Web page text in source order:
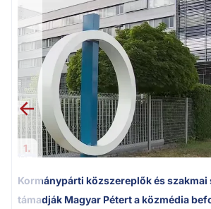
1.
Kormánypárti közszereplők és szakmai
támadják Magyar Pétert a közmédia